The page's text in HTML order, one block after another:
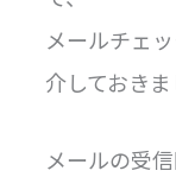
メールチェ
介しておきま
メールの受